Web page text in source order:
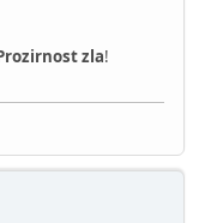
zla!